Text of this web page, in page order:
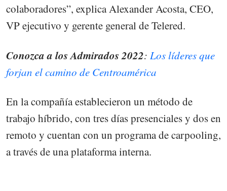
colaboradores”, explica Alexander Acosta, CEO,
VP ejecutivo y gerente general de Telered.
Conozca a los Admirados 2022: Los líderes que
forjan el camino de Centroamérica
En la compañía establecieron un método de
trabajo híbrido, con tres días presenciales y dos en
remoto y cuentan con un programa de carpooling,
a través de una plataforma interna.